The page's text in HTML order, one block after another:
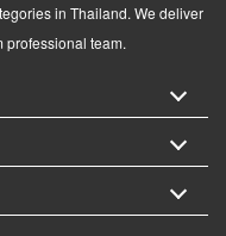
in Thailand. We deliver
professional team.